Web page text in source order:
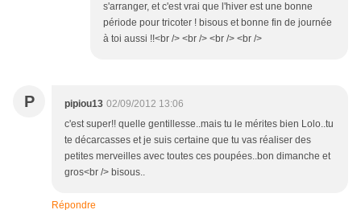
s'arranger, et c'est vrai que l'hiver est une bonne
période pour tricoter ! bisous et bonne fin de journée
à toi aussi !!<br /> <br /> <br /> <br />
P pipiou13 02/09/2012 13:06
c'est super!! quelle gentillesse..mais tu le mérites bien Lolo..tu
te décarcasses et je suis certaine que tu vas réaliser des
petites merveilles avec toutes ces poupées..bon dimanche et
gros<br /> bisous..
Répondre